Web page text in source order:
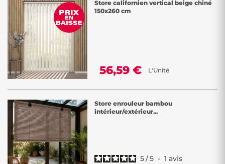
Store californien vertical beige chiné
150x260 cm
56,59 € L'Unité
Store enrouleur bambou
intérieur/extérieur...
5/5 - 1 avis